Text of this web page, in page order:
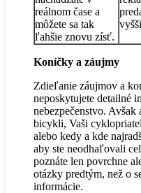
reálnom čase a
môžete sa tak
ľahšie znovu zísť.
Koníčky a záujmy
Zdieľanie záujmov a
neposkytujete detailné
nebezpečenstvo.
bicykli, Vaši
alebo kedy a kde
aby ste neodhaľovali
poznáte len povrchne
otázky predtým, než o
informácie.